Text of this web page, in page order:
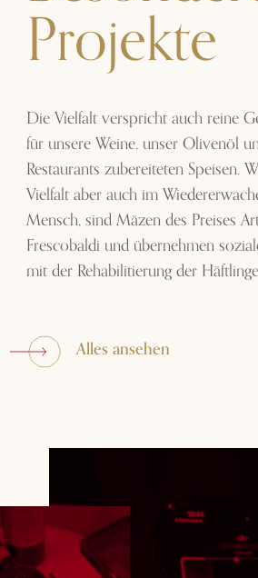
Projekte
Die Vielfalt verspricht auch reine
für unsere Weine, unser Olivenöl
Restaurants​ zubereiteten Speisen.
Vielfalt aber auch im​
Mensch, sind Mäzen des Preises​
Frescobaldi und übernehmen
mit der Rehabilitierung der
Alles ansehen